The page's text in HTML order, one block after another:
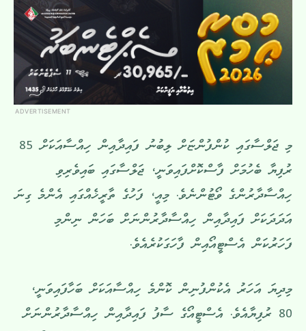
ADVERTISEMENT
މި ޖަލްސާގައި ކުންފުންޏަށް ލިބުނު ފައިދާއިން ހިއްސާއަކަށް 85
ރުފިޔާ ބެހުމަށް ފާސްކޮށްފައިވަނީ، ޖަލްސާގައި ބައިވެރިވި
ހިއްސާދާރުންގެ ވޯޓުންނެވެ. މިއީ، ފަހުގެ ތާރީޚެއްގައި އެންމެ ގިނަ
އަދަދަކަށް ފައިދާއިން ހިއްސާދާރުންނަށް ބަހަން ނިންމި
ފަހަރުކަން އެސްޓީއޯއިން ފާހަގަކުރެއެވެ.
މިދިޔަ އަހަރު އެކުންފުނިން ކޮންމެ ހިއްސާއަކަށް ބަހާފައިވަނީ،
80 ރުފިޔާއެވެ. އެސްޓީއޯގެ ސާފު ފައިދާއިން ހިއްސާދާރުންނަށް